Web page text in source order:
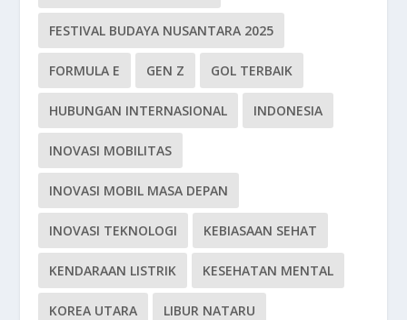
FESTIVAL BUDAYA NUSANTARA 2025
FORMULA E GEN Z GOL TERBAIK
HUBUNGAN INTERNASIONAL INDONESIA
INOVASI MOBILITAS
INOVASI MOBIL MASA DEPAN
INOVASI TEKNOLOGI KEBIASAAN SEHAT
KENDARAAN LISTRIK KESEHATAN MENTAL
KOREA UTARA LIBUR NATARU